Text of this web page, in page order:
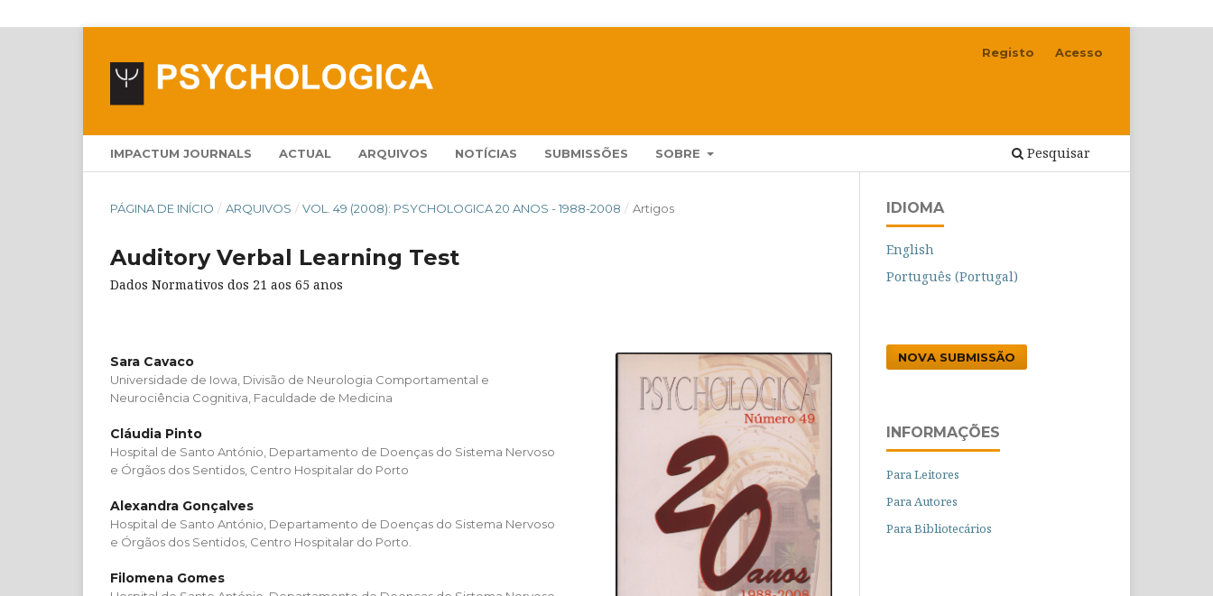
IMPACTUM JOURNALS ACTUAL ARQUIVOS NOTÍCIAS SUBMISSÕES SOBRE Pesquisar
Registo Acesso
PÁGINA DE INÍCIO / ARQUIVOS / VOL. 49 (2008): PSYCHOLOGICA 20 ANOS - 1988-2008 / Artigos
Auditory Verbal Learning Test
Dados Normativos dos 21 aos 65 anos
Sara Cavaco
Universidade de Iowa, Divisão de Neurologia Comportamental e
Neurociência Cognitiva, Faculdade de Medicina
Cláudia Pinto
Hospital de Santo António, Departamento de Doenças do Sistema Nervoso
e Órgãos dos Sentidos, Centro Hospitalar do Porto
Alexandra Gonçalves
Hospital de Santo António, Departamento de Doenças do Sistema Nervoso
e Órgãos dos Sentidos, Centro Hospitalar do Porto.
Filomena Gomes
IDIOMA
English
Português (Portugal)
NOVA SUBMISSÃO
INFORMAÇÕES
Para Leitores
Para Autores
Para Bibliotecários